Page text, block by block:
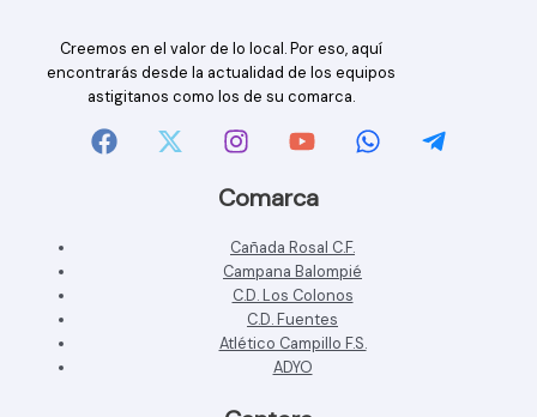
Creemos en el valor de lo local. Por eso, aquí
encontrarás desde la actualidad de los equipos
astigitanos como los de su comarca.
Comarca
Cañada Rosal C.F.
Campana Balompié
C.D. Los Colonos
C.D. Fuentes
Atlético Campillo F.S.
ADYO